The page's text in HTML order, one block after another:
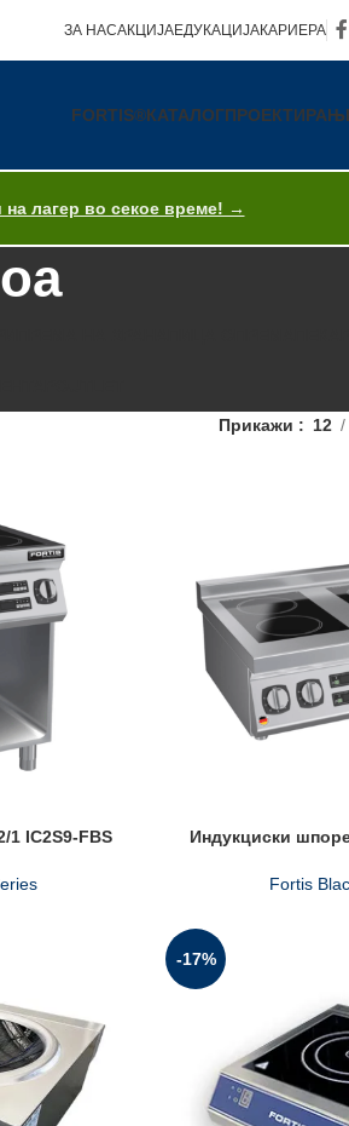
ЗА НАСАКЦИЈАЕДУКАЦИЈАКАРИЕРА
FORTIS®КАТАЛОГ
на лагер во секое време! →
Прикажи 12
1 IC2S9-FBS Индукциски
Fortis
-17%